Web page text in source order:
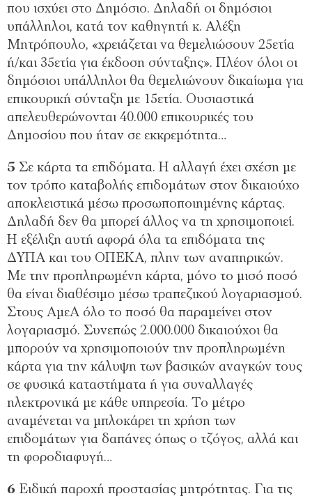
που ισχύει στο Δημόσιο. Δηλαδή οι δημόσιοι
υπάλληλοι, κατά τον καθηγητή κ. Αλέξη
Μητρόπουλο, «χρειάζεται να θεμελιώσουν 25ετία
ή/και 35ετία για έκδοση σύνταξης». Πλέον όλοι οι
δημόσιοι υπάλληλοι θα θεμελιώνουν δικαίωμα για
επικουρική σύνταξη με 15ετία. Ουσιαστικά
απελευθερώνονται 40.000 επικουρικές του
Δημοσίου που ήταν σε εκκρεμότητα…
5 Σε κάρτα τα επιδόματα. Η αλλαγή έχει σχέση με
τον τρόπο καταβολής επιδομάτων στον δικαιούχο
αποκλειστικά μέσω προσωποποιημένης κάρτας.
Δηλαδή δεν θα μπορεί άλλος να τη χρησιμοποιεί.
Η εξέλιξη αυτή αφορά όλα τα επιδόματα της
ΔΥΠΑ και του ΟΠΕΚΑ, πλην των αναπηρικών.
Με την προπληρωμένη κάρτα, μόνο το μισό ποσό
θα είναι διαθέσιμο μέσω τραπεζικού λογαριασμού.
Στους ΑμεΑ όλο το ποσό θα παραμείνει στον
λογαριασμό. Συνεπώς 2.000.000 δικαιούχοι θα
μπορούν να χρησιμοποιούν την προπληρωμένη
κάρτα για την κάλυψη των βασικών αναγκών τους
σε φυσικά καταστήματα ή για συναλλαγές
ηλεκτρονικά με κάθε υπηρεσία. Το μέτρο
αναμένεται να μπλοκάρει τη χρήση των
επιδομάτων για δαπάνες όπως ο τζόγος, αλλά και
τη φοροδιαφυγή…
6 Ειδική παροχή προστασίας μητρότητας. Για τις